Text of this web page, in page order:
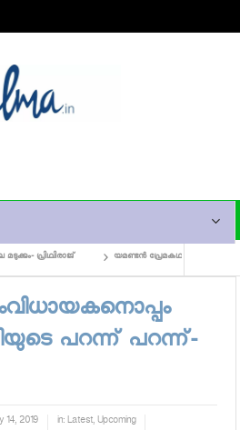
പ്രിഥ്വിരാജ് യമണ്ടന്‍ പ്രേമകഥയിലെ വിഡിയോ
പറന്ന് പറന്ന്-
14, 2019 in:Latest,Upcoming